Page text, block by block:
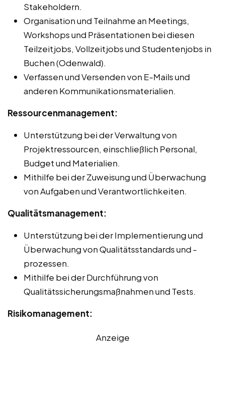
Stakeholdern.
Organisation und Teilnahme an Meetings,
Workshops und Präsentationen bei diesen
Teilzeitjobs, Vollzeitjobs und Studentenjobs in
Buchen (Odenwald).
Verfassen und Versenden von E-Mails und
anderen Kommunikationsmaterialien.
Ressourcenmanagement:
Unterstützung bei der Verwaltung von
Projektressourcen, einschließlich Personal,
Budget und Materialien.
Mithilfe bei der Zuweisung und Überwachung
von Aufgaben und Verantwortlichkeiten.
Qualitätsmanagement:
Unterstützung bei der Implementierung und
Überwachung von Qualitätsstandards und -
prozessen.
Mithilfe bei der Durchführung von
Qualitätssicherungsmaßnahmen und Tests.
Risikomanagement:
Anzeige